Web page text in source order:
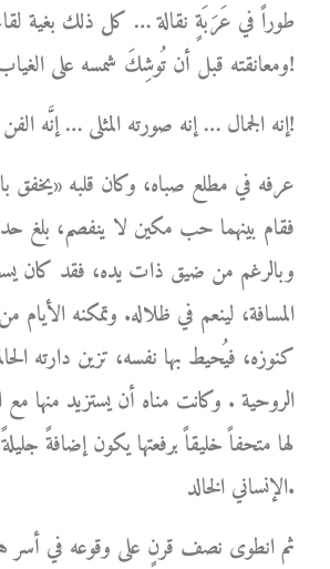
طوراً في عَرَبَةٍ نقالة … كل ذلك بغية
ومعانقته قبل أن تُوشِكَ شمسه على الغياب ؟!
إنه الجمال … إنه صورته المثلى … إنَّه الفن . . . الفن لا غير!
عرفه في مطلع صباه، وكان قلبه «يخفق
فقام بينهما حب مكين لا ينفصم، بلغ حد
وبالرغم من ضيق ذات يده، فقد كان
المسافة، لينعم في ظلاله. وتمكنه
كنوزه، فيُحيط بها نفسه، تزين دارته
الروحية . وكانت مناه أن يستزيد منها مع
لها متحفاً خليقاً برفعتها يكون إضافةً
الإنساني الخالد.
ثم انطوى نصف قرنٍ على وقوعه في أسر